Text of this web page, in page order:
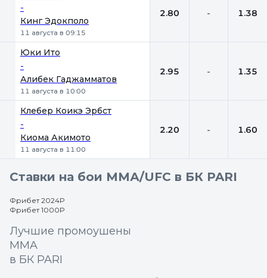
-
Кинг Эдокполо
11 августа в 09:15
2.80 - 1.38
Юки Ито
-
Алибек Гаджамматов
11 августа в 10:00
2.95 - 1.35
Клебер Коикэ Эрбст
-
Киома Акимото
11 августа в 11:00
2.20 - 1.60
Ставки на бои ММА/UFC в БК PARI
Фрибет 2024Р
Фрибет 1000Р
Лучшие промоушены
MMA
в БК PARI